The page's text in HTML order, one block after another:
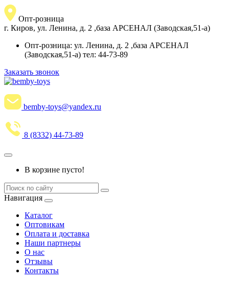
Опт-розница
г. Киров, ул. Ленина, д. 2 ,база АРСЕНАЛ (Заводская,51-а)
Опт-розница: ул. Ленина, д. 2 ,база АРСЕНАЛ
(Заводская,51-а) тел: 44-73-89
Заказать звонок
bemby-toys@yandex.ru
8 (8332) 44-73-89
В корзине пусто!
Навигация
Каталог
Оптовикам
Оплата и доставка
Наши партнеры
О нас
Отзывы
Контакты